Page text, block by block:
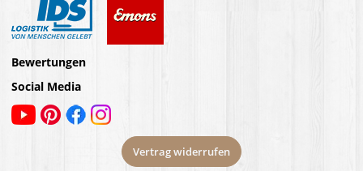
Bewertungen
Social Media
Vertrag widerrufen